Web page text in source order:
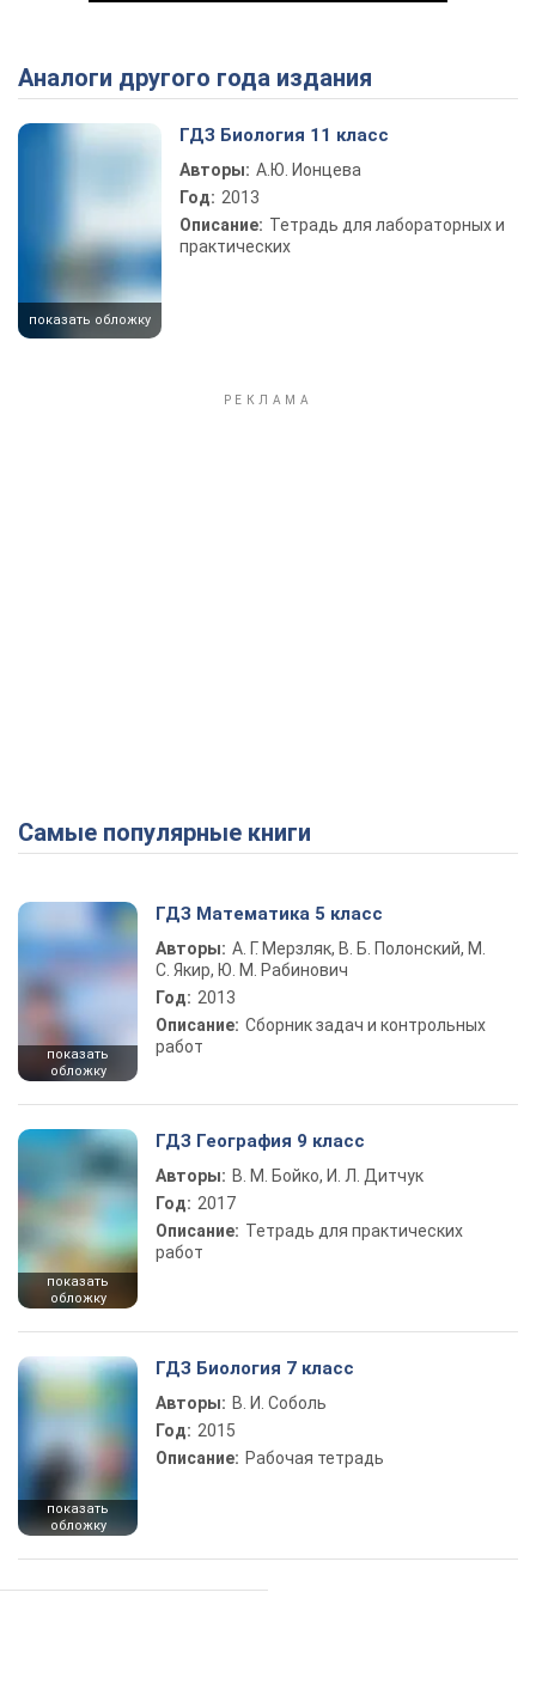
Play Video
Аналоги другого года издания
показать обложку
ГДЗ Биология 11 класс
Авторы: А.Ю. Ионцева
Год: 2013
Описание: Тетрадь для лабораторных и
практических
Самые популярные книги
показать
обложку
ГДЗ Математика 5 класс
Авторы: А. Г. Мерзляк, В. Б. Полонский, М.
С. Якир, Ю. М. Рабинович
Год: 2013
Описание: Сборник задач и контрольных
работ
показать
обложку
ГДЗ География 9 класс
Авторы: В. М. Бойко, И. Л. Дитчук
Год: 2017
Описание: Тетрадь для практических
работ
показать
обложку
ГДЗ Биология 7 класс
Авторы: В. И. Соболь
Год: 2015
Описание: Рабочая тетрадь